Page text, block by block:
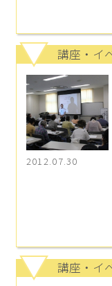
講座・イ
2012.07.30
講座・イ